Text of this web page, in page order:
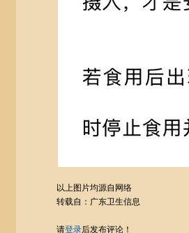
以上图片均源自网络
转载自：广东卫生信息
请登录后发布评论！